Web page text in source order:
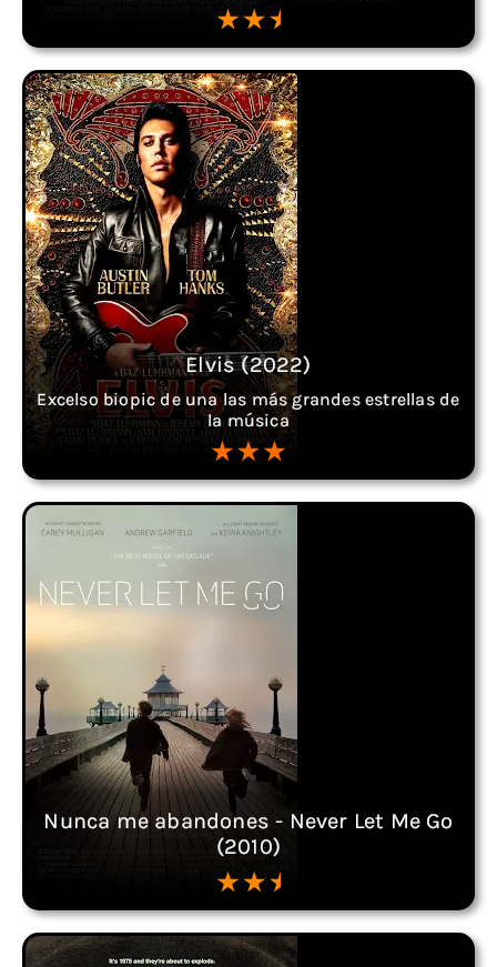
Elvis (2022)
Excelso biopic de una las más grandes estrellas de
la música
Nunca me abandones - Never Let Me Go
(2010)